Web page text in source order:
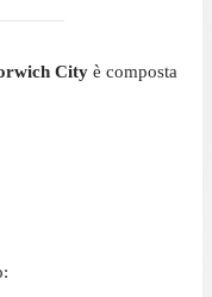
City è composta